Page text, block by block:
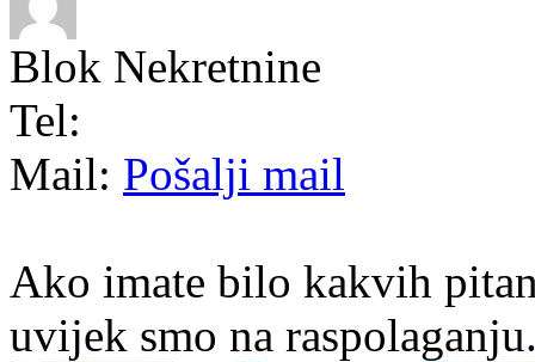
Blok Nekretnine
Tel:
Mail: Pošalji mail
Ako imate bilo kakvih
uvijek smo na